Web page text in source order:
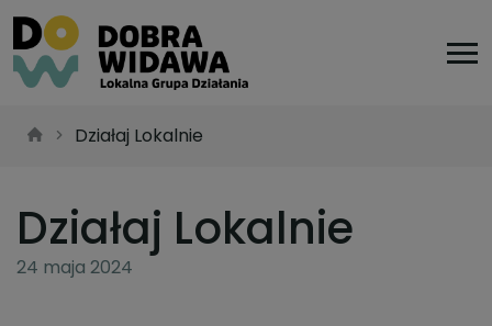
Działaj Lokalnie
Działaj Lokalnie
24 maja 2024